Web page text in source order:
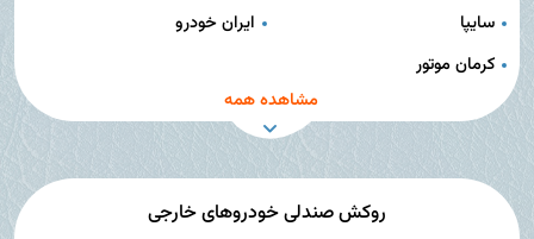
سایپا
ایران خودرو
کرمان موتور
مشاهده همه
روکش صندلی خودروهای خارجی